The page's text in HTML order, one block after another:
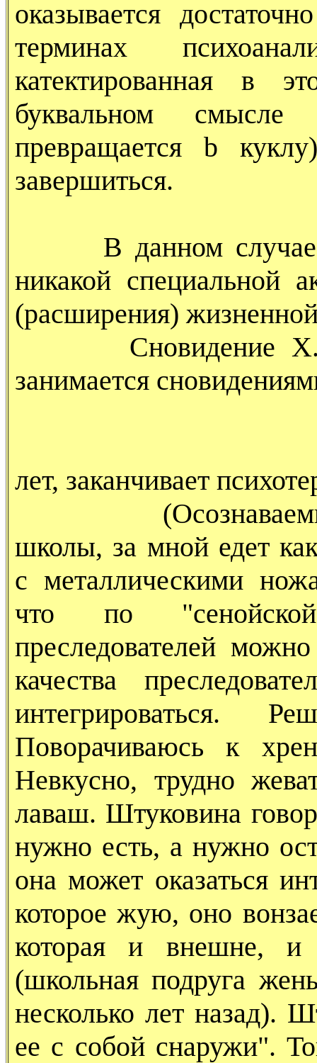
оказывается
терминах
катектированная в
буквальном смысле
превращается b
завершиться.
В данном случае
никакой специальной
(расширения)
Сновидение Х.,
занимается
лет, заканчивает
(Осознаваемый
школы, за мной едет
с металлическими
что по
преследователей
качества
интегрироваться.
Поворачиваюсь к
Невкусно, трудно
лаваш. Штуковина
нужно есть, а нужно
она может оказаться
которое жую, оно
которая и внешне,
(школьная подруга
несколько лет назад).
ее с собой снаружи".